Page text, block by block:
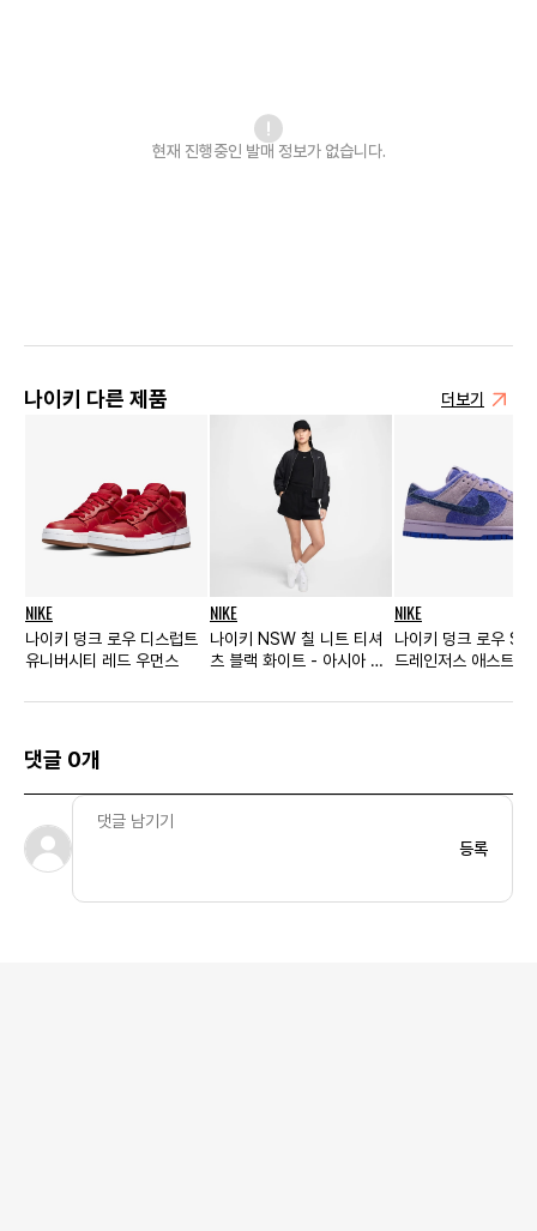
현재 진행중인 발매 정보가 없습니다.
나이키 다른 제품 더보기
NIKE
나이키 덩크 로우 디스럽트
유니버시티 레드 우먼스
NIKE
나이키 NSW 칠 니트 티셔
츠 블랙 화이트 - 아시아 우
NIKE
나이키 덩크 로우 SE
드레인저스 애스트로
댓글 0개
등록